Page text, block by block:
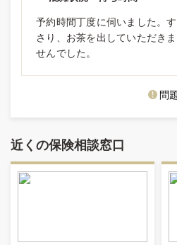
予約時間丁度に伺いました。
さり、お茶を出していただき
せんでした。
問
近くの保険相談窓口